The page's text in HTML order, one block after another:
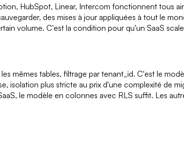
HubSpot, Linear, Intercom fonctionnent tous
des mises à jour appliquées à tout le
volume. C'est la condition pour qu'un SaaS
mêmes tables, filtrage par tenant_id. C'est le
isolation plus stricte au prix d'une complexité de
le modèle en colonnes avec RLS suffit. Les